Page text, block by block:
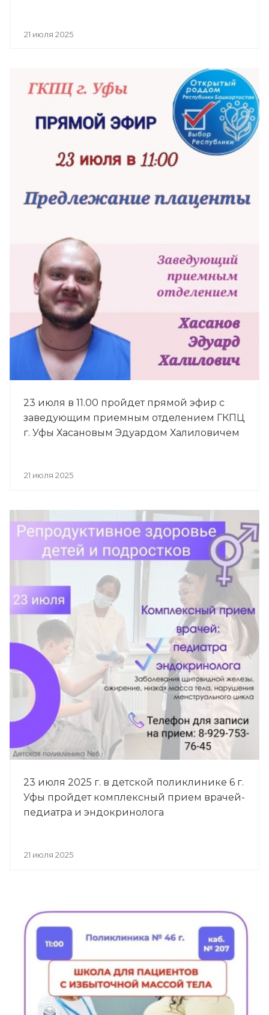
21 июля 2025
23 июля в 11.00 пройдет прямой эфир с
заведующим приемным отделением ГКПЦ
г. Уфы Хасановым Эдуардом Халиловичем
21 июля 2025
23 июля 2025 г. в детской поликлинике 6 г.
Уфы пройдет комплексный прием врачей-
педиатра и эндокринолога
21 июля 2025